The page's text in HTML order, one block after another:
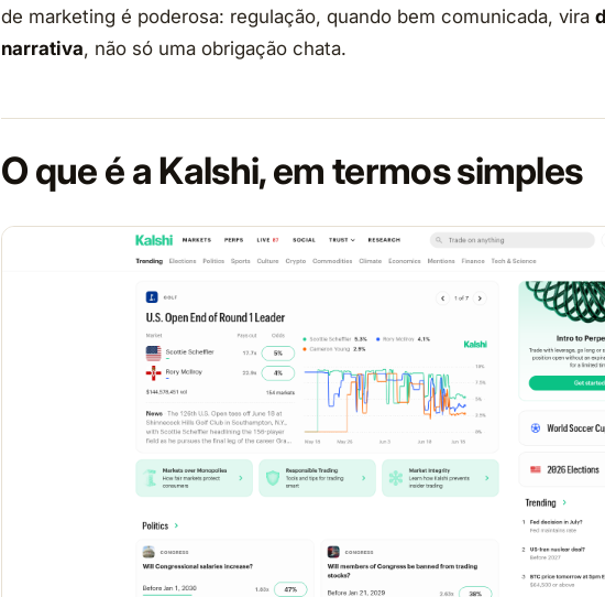
de marketing é poderosa: regulação, quando bem comunicada, vira
narrativa, não só uma obrigação chata.
O que é a Kalshi, em termos simples